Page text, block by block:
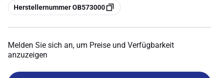
Kopieren
Herstellernummer OB573000
Melden Sie sich an, um Preise und Verfügbarkeit
anzuzeigen